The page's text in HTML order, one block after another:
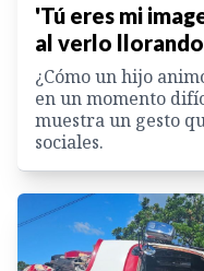
'Tú eres mi
al verlo
¿Cómo un hijo
en un momento
muestra un gesto
sociales.